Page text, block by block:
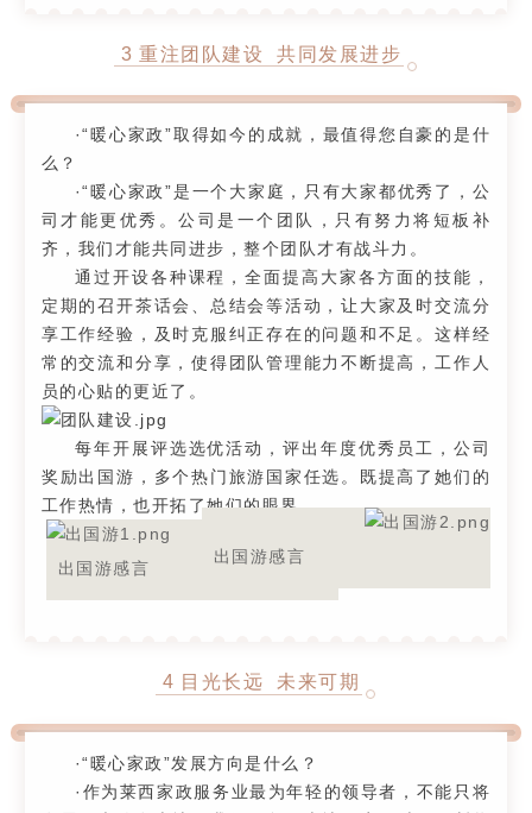
3 重注团队建设 共同发展进步
·“暖心家政”取得如今的成就，最值得您自豪的是什
么？
·“暖心家政”是一个大家庭，只有大家都优秀了，公
司才能更优秀。公司是一个团队，只有努力将短板补
齐，我们才能共同进步，整个团队才有战斗力。
通过开设各种课程，全面提高大家各方面的技能，
定期的召开茶话会、总结会等活动，让大家及时交流分
享工作经验，及时克服纠正存在的问题和不足。这样经
常的交流和分享，使得团队管理能力不断提高，工作人
员的心贴的更近了。
每年开展评选选优活动，评出年度优秀员工，公司
奖励出国游，多个热门旅游国家任选。既提高了她们的
工作热情，也开拓了她们的眼界。
出国游感言
出国游感言
4 目光长远 未来可期
·“暖心家政”发展方向是什么？
·作为莱西家政服务业最为年轻的领导者，不能只将